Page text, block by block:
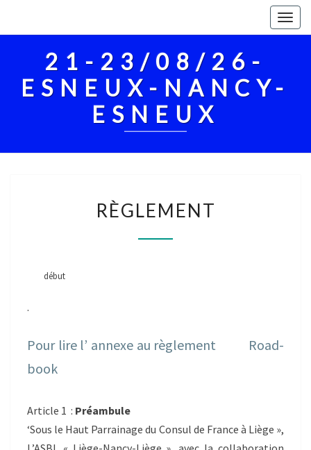
21-23/08/26-
ESNEUX-NANCY-
ESNEUX
RÈGLEMENT
début
.
Pour lire l’ annexe au règlement
Road-
book
Article 1 : Préambule
‘Sous le Haut Parrainage du Consul de France à Liège »,